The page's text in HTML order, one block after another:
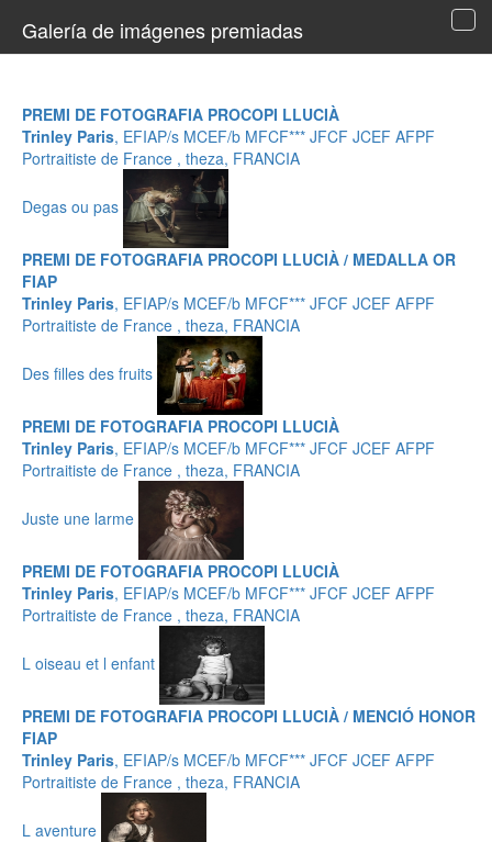
Galería de imágenes premiadas
PREMI DE FOTOGRAFIA PROCOPI LLUCIÀ
Trinley Paris, EFIAP/s MCEF/b MFCF*** JFCF JCEF AFPF
Portraitiste de France , theza, FRANCIA
Degas ou pas
PREMI DE FOTOGRAFIA PROCOPI LLUCIÀ / MEDALLA OR
FIAP
Trinley Paris, EFIAP/s MCEF/b MFCF*** JFCF JCEF AFPF
Portraitiste de France , theza, FRANCIA
Des filles des fruits
PREMI DE FOTOGRAFIA PROCOPI LLUCIÀ
Trinley Paris, EFIAP/s MCEF/b MFCF*** JFCF JCEF AFPF
Portraitiste de France , theza, FRANCIA
Juste une larme
PREMI DE FOTOGRAFIA PROCOPI LLUCIÀ
Trinley Paris, EFIAP/s MCEF/b MFCF*** JFCF JCEF AFPF
Portraitiste de France , theza, FRANCIA
L oiseau et l enfant
PREMI DE FOTOGRAFIA PROCOPI LLUCIÀ / MENCIÓ HONOR
FIAP
Trinley Paris, EFIAP/s MCEF/b MFCF*** JFCF JCEF AFPF
Portraitiste de France , theza, FRANCIA
L aventure